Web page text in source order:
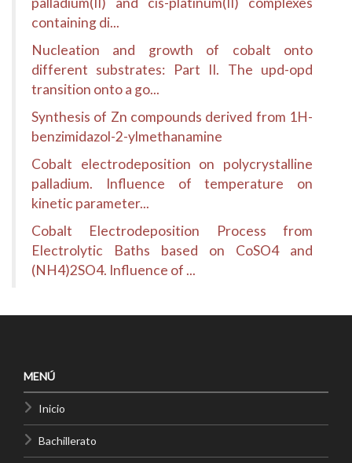
containing di...
Nucleation and growth of cobalt onto
different substrates: Part II. The upd-opd
transition onto a go...
Synthesis of Zn compounds derived from 1H-
benzimidazol-2-ylmethanamine
Cobalt electrodeposition on polycrystalline
palladium. Influence of temperature on
kinetic parameter...
Cobalt Electrodeposition Process from
Electrolytic Baths based on CoSO4 and
(NH4)2SO4. Influence of ...
MENÚ
Inicio
Bachillerato